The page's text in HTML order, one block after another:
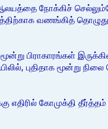
நோக்கிச்
வணங்கித்
பிராகாரங்கள்
புதிதாக மூன்று
எதிரில் கோமுக்தி